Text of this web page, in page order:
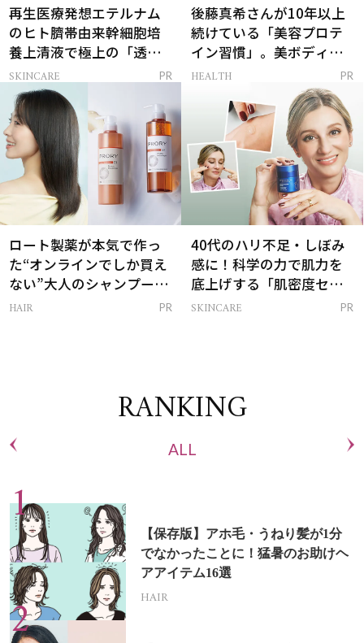
再生医療発想エテルナム
のヒト臍帯由来幹細胞培
養上清液で極上の「透明
感ハリ肌」へ
SKINCARE PR
後藤真希さんが10年以上
続けている「美容プロテ
イン習慣」。美ボディを
支える朝ルーティンと
HEALTH PR
ロート製薬が本気で作っ
た“オンラインでしか買え
ない”大人のシャンプー＆
トリートメントって？
HAIR PR
40代のハリ不足・しぼみ
感に！科学の力で肌力を
底上げする「肌密度セラ
ム」
SKINCARE PR
RANKING
ALL
【保存版】アホ毛・うねり髪が1分
でなかったことに！猛暑のお助けヘ
アアイテム16選
HAIR